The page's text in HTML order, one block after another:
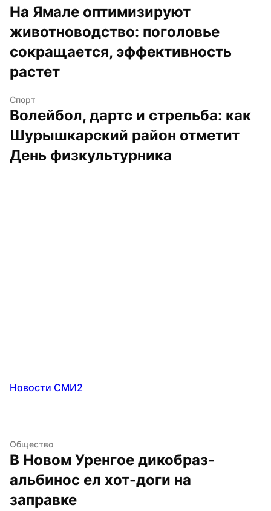
На Ямале оптимизируют
животноводство: поголовье
сокращается, эффективность
растет
Спорт
Волейбол, дартс и стрельба: как
Шурышкарский район отметит
День физкультурника
Новости СМИ2
Общество
В Новом Уренгое дикобраз-
альбинос ел хот-доги на
заправке